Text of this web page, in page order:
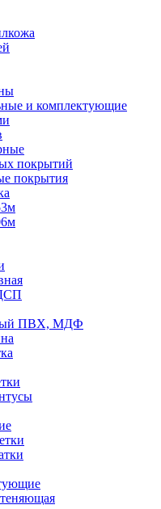
и комплектующие
покрытий
покрытия
ПВХ, МДФ